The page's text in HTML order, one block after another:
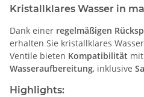
Kristallklares Wasser in
Dank einer regelmäßigen
erhalten Sie kristallklares
Ventile bieten Kompatibilität mit
Wasseraufbereitung, inklusive
Highlights: